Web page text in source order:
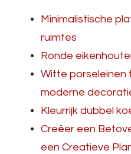
Minimalistische
ruimtes
Ronde
Witte porseleinen
moderne
Kleurrijk dubbel
Creëer een
een Creatieve